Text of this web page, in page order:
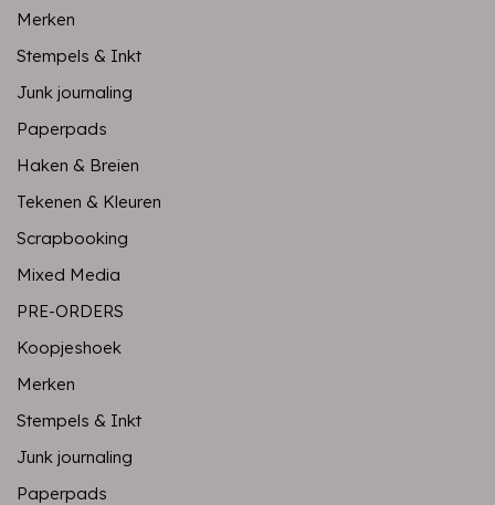
Merken
Stempels & Inkt
Junk journaling
Paperpads
Haken & Breien
Tekenen & Kleuren
Scrapbooking
Mixed Media
PRE-ORDERS
Koopjeshoek
Merken
Stempels & Inkt
Junk journaling
Paperpads